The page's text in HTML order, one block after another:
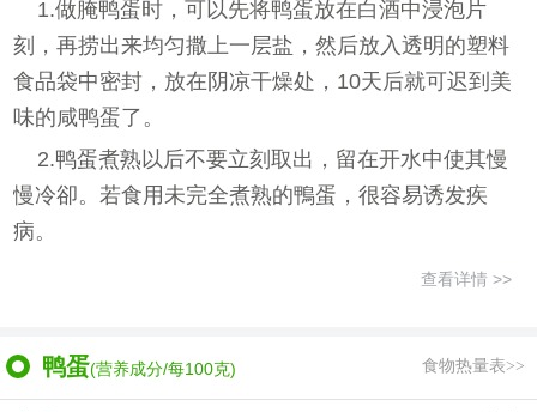
1.做腌鸭蛋时，可以先将鸭蛋放在白酒中浸泡片
刻，再捞出来均匀撒上一层盐，然后放入透明的塑料
食品袋中密封，放在阴凉干燥处，10天后就可迟到美
味的咸鸭蛋了。
2.鸭蛋煮熟以后不要立刻取出，留在开水中使其慢
慢冷卻。若食用未完全煮熟的鴨蛋，很容易诱发疾
病。
查看详情 >>
鸭蛋(营养成分/每100克) 食物热量表>>